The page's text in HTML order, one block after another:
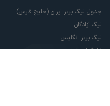
جدول لیگ برتر ایران (خلیج فارس)
لیگ آزادگان
لیگ برتر انگلیس
لالیگا اسپانیا